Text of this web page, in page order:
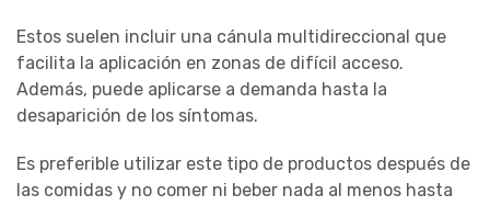
Estos suelen incluir una cánula multidireccional que
facilita la aplicación en zonas de difícil acceso.
Además, puede aplicarse a demanda hasta la
desaparición de los síntomas.
Es preferible utilizar este tipo de productos después de
las comidas y no comer ni beber nada al menos hasta